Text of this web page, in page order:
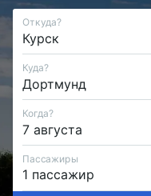
Откуда?
Куда?
Когда?
Пассажиры